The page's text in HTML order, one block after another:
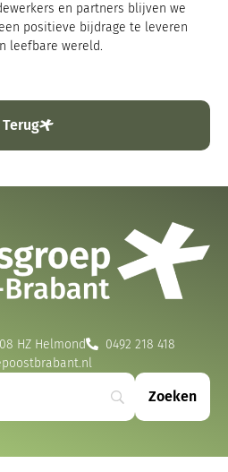
en partners blijven we
positieve bijdrage te leveren
leefbare wereld.
Terug
HZ Helmond
0492 218 418